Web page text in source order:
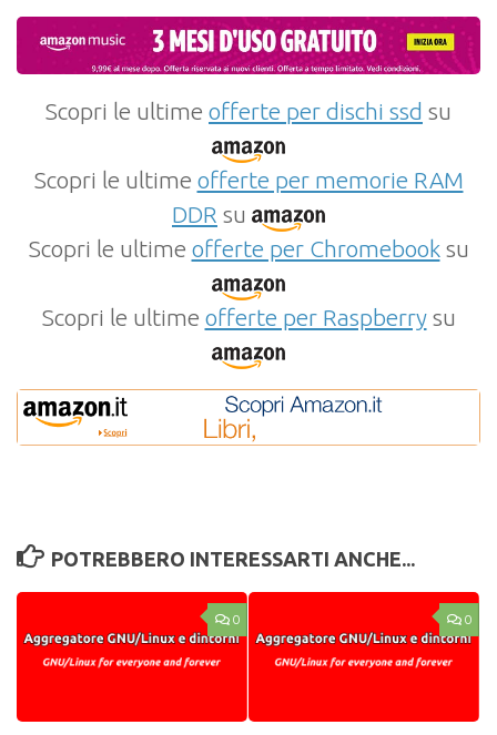
Scopri le ultime offerte per dischi ssd su
Scopri le ultime offerte per memorie RAM
DDR su
Scopri le ultime offerte per Chromebooksu
Scopri le ultime offerte per Raspberrysu
POTREBBERO INTERESSARTI ANCHE...
0 0